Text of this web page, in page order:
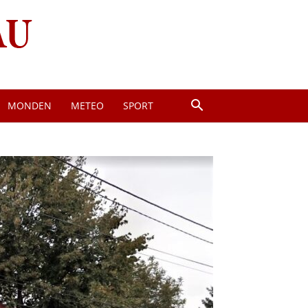
MONDEN METEO SPORT